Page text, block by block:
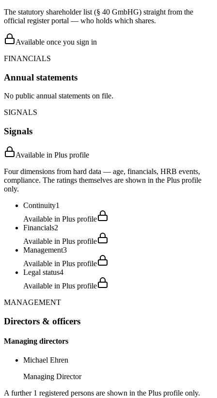
The statutory shareholder list (§ 40 GmbHG) straight from the
official register portal — who holds which shares.
Available once you sign in
FINANCIALS
Annual statements
No public annual statements on file.
SIGNALS
Signals
Available in Plus profile
Four dimensions from hard data — age, financials, HRB events,
compliance. The ratings themselves are shown in the Plus profile
only.
Continuity1
Available in Plus profile
Financials2
Available in Plus profile
Management3
Available in Plus profile
Legal status4
Available in Plus profile
MANAGEMENT
Directors & officers
Managing directors
Michael Ehren
Managing Director
A further 1 registered persons are shown in the Plus profile only.